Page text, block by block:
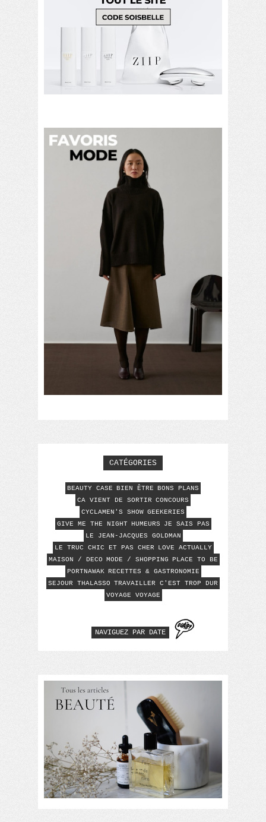
CATÉGORIES
BEAUTY CASE BIEN ÊTRE BONS PLANS
CA VIENT DE SORTIR CONCOURS
CYCLAMEN'S SHOW GEEKERIES
GIVE ME THE NIGHT HUMEURS
JE SAIS PAS
LE JEAN-JACQUES GOLDMAN
LE TRUC CHIC ET PAS CHER
LOVE ACTUALLY
MAISON / DECO MODE / SHOPPING PLACE TO BE
PORTNAWAK RECETTES & GASTRONOMIE
SEJOUR THALASSO TRAVAILLER C'EST TROP DUR
VOYAGE VOYAGE
NAVIGUEZ PAR DATE